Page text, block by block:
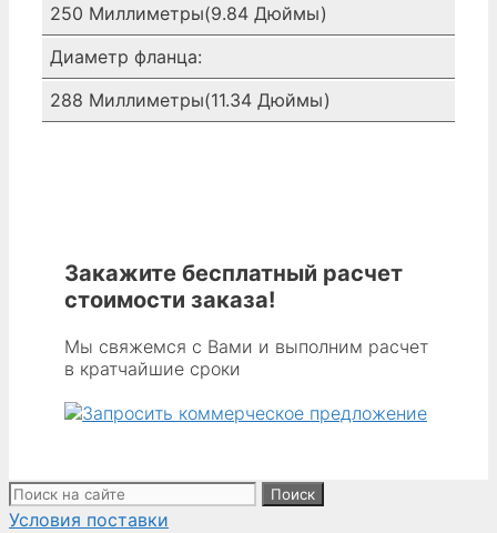
250 Миллиметры(9.84 Дюймы)
Диаметр фланца:
288 Миллиметры(11.34 Дюймы)
Закажите бесплатный расчет
стоимости заказа!
Мы свяжемся с Вами и выполним расчет
в кратчайшие сроки
Поиск:
Условия поставки